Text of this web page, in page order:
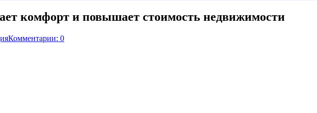
комфорт и повышает стоимость недвижимости
Комментарии: 0